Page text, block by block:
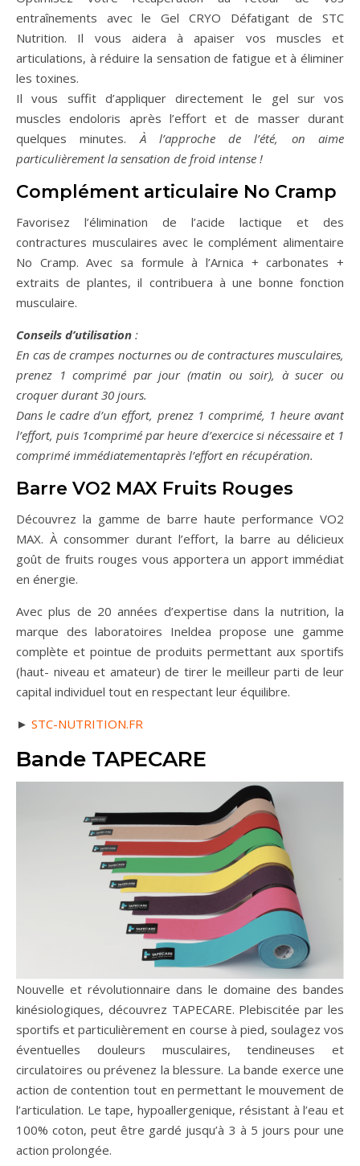
entraînements avec le Gel CRYO Défatigant de STC
Nutrition. Il vous aidera à apaiser vos muscles et
articulations, à réduire la sensation de fatigue et à éliminer
les toxines.
Il vous suffit d’appliquer directement le gel sur vos
muscles endoloris après l’effort et de masser durant
quelques minutes.À l’approche de l’été, on aime
particulièrement la sensation de froid intense !
Complément articulaire No Cramp
Favorisez l’élimination de l’acide lactique et des
contractures musculaires avec le complément alimentaire
No Cramp. Avec sa formule à l’Arnica + carbonates +
extraits de plantes, il contribuera à une bonne fonction
musculaire.
Conseils d’utilisation :
En cas de crampes nocturnes ou de contractures musculaires,
prenez 1 comprimé par jour (matin ou soir), à sucer ou
croquer durant 30 jours.
Dans le cadre d’un effort, prenez 1 comprimé, 1 heure avant
l’effort, puis 1comprimé par heure d’exercice si nécessaire et 1
comprimé immédiatementaprès l’effort en récupération.
Barre VO2 MAX Fruits Rouges
Découvrez la gamme de barre haute performance VO2
MAX. À consommer durant l’effort, la barre au délicieux
goût de fruits rouges vous apportera un apport immédiat
en énergie.
Avec plus de 20 années d’expertise dans la nutrition, la
marque des laboratoires Ineldea propose une gamme
complète et pointue de produits permettant aux sportifs
(haut- niveau et amateur) de tirer le meilleur parti de leur
capital individuel tout en respectant leur équilibre.
► STC-NUTRITION.FR
Bande TAPECARE
Nouvelle et révolutionnaire dans le domaine des bandes
kinésiologiques, découvrez TAPECARE. Plebiscitée par les
sportifs et particulièrement en course à pied, soulagez vos
éventuelles douleurs musculaires, tendineuses et
circulatoires ou prévenez la blessure. La bande exerce une
action de contention tout en permettant le mouvement de
l’articulation. Le tape, hypoallergenique, résistant à l’eau et
100% coton, peut être gardé jusqu’à 3 à 5 jours pour une
action prolongée.